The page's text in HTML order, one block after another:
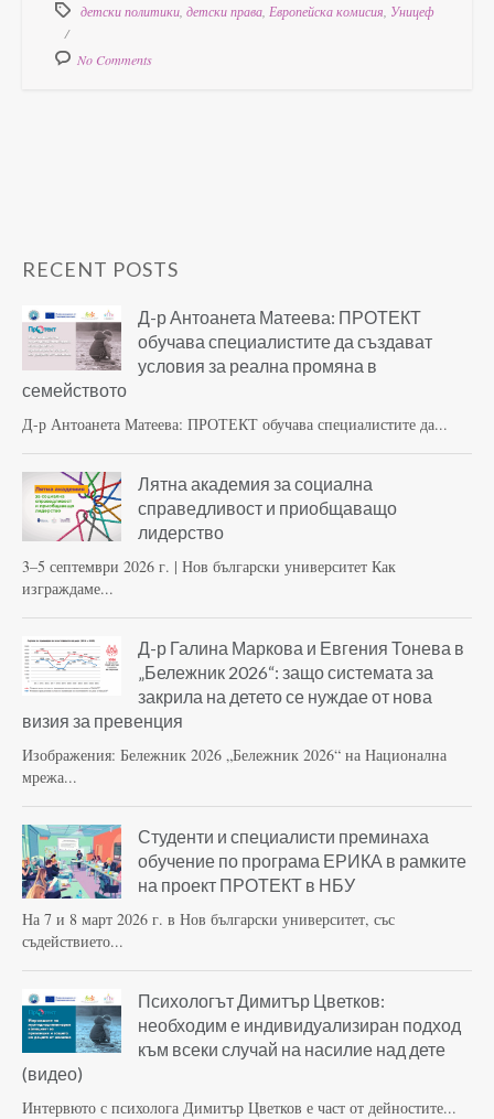
детски политики детски права Европейска комисия Уницеф
No Comments
RECENT POSTS
Д-р Антоанета Матеева: ПРОТЕКТ
обучава специалистите да създават
условия за реална промяна в
семейството
Д-р Антоанета Матеева: ПРОТЕКТ обучава специалистите да...
Лятна академия за социална
справедливост и приобщаващо
лидерство
3–5 септември 2026 г. | Нов български университет Как
изграждаме...
Д-р Галина Маркова и Евгения Тонева в
„Бележник 2026“: защо системата за
закрила на детето се нуждае от нова
визия за превенция
Изображения: Бележник 2026 „Бележник 2026“ на Национална
мрежа...
Студенти и специалисти преминаха
обучение по програма ЕРИКА в рамките
на проект ПРОТЕКТ в НБУ
На 7 и 8 март 2026 г. в Нов български университет, със
съдействието...
Психологът Димитър Цветков:
необходим е индивидуализиран подход
към всеки случай на насилие над дете
(видео)
Интервюто с психолога Димитър Цветков е част от дейностите...